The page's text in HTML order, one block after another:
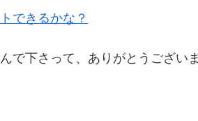
できるかな？
で下さって、ありがとうござい